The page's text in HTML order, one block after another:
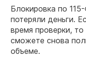
Блокировка по
потеряли деньги.
время проверки,
сможете снова
объеме.